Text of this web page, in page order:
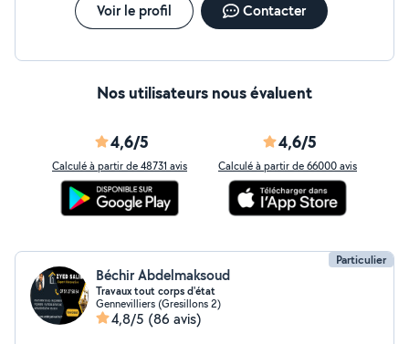
Voir le profil Contacter
Nos utilisateurs nous évaluent
4,6/5
Calculé à partir de 48731 avis
4,6/5
Calculé à partir de 66000 avis
Particulier
Béchir Abdelmaksoud
Travaux tout corps d'état
Gennevilliers (Gresillons 2)
4,8/5 (86 avis)